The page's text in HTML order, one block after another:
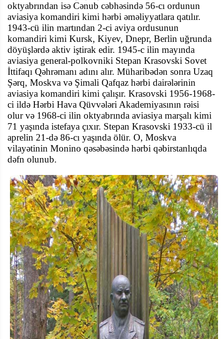
oktyabrından isə Cənub cəbhəsində 56-cı ordunun
aviasiya komandiri kimi hərbi əməliyyatlara qatılır.
1943-cü ilin martından 2-ci aviya ordusunun
komandiri kimi Kursk, Kiyev, Dnepr, Berlin uğrunda
döyüşlərdə aktiv iştirak edir. 1945-c ilin mayında
aviasiya general-polkovniki Stepan Krasovski Sovet
İttifaqı Qəhrəmanı adını alır. Müharibədən sonra Uzaq
Şərq, Moskva və Şimali Qafqaz hərbi dairələrinin
aviasiya komandiri kimi çalışır. Krasovski 1956-1968-
ci ildə Hərbi Hava Qüvvələri Akademiyasının rəisi
olurvə 1968-ci ilin oktyabrında aviasiya marşalı kimi
71 yaşında istefaya çıxır. Stepan Krasovski 1933-cü il
aprelin 21-də 86-cı yaşında ölür. O, Moskva
vilayətinin Monino qəsəbəsində hərbi qəbirstanlıqda
dəfn olunub.